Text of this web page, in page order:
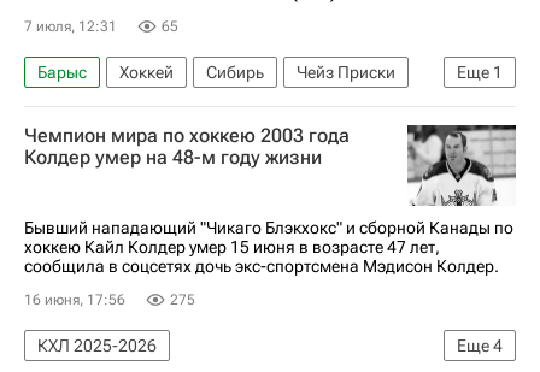
7 июля, 12:31 65
Еще 1
Барыс Хоккей Сибирь
Чейз Приски
КХЛ 2025-2026
Чемпион мира по хоккею 2003 года
Колдер умер на 48-м году жизни
Бывший нападающий "Чикаго Блэкхокс" и сборной Канады по
хоккею Кайл Колдер умер 15 июня в возрасте 47 лет,
сообщила в соцсетях дочь экс-спортсмена Мэдисон Колдер.
16 июня, 17:56 275
Еще4
КХЛ 2025-2026